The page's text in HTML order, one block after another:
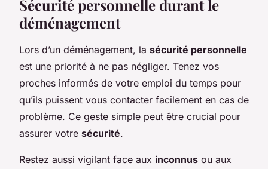
Sécurité personnelle durant le
déménagement
Lors d’un déménagement, la sécurité personnelle
est une priorité à ne pas négliger. Tenez vos
proches informés de votre emploi du temps pour
qu’ils puissent vous contacter facilement en cas de
problème. Ce geste simple peut être crucial pour
assurer votre sécurité.
Restez aussi vigilant face aux inconnus ou aux